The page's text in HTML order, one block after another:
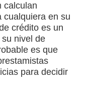
calculan
cualquiera en su
crédito es un
nivel de
es que
para decidir